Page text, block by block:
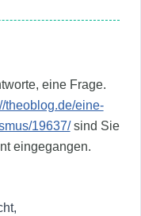
eine Frage.
theoblog.de/eine-
19637/sind Sie
eingegangen.